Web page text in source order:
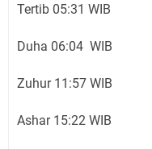
Tertib 05:31 WIB
Duha 06:04 WIB
Zuhur 11:57 WIB
Ashar 15:22 WIB